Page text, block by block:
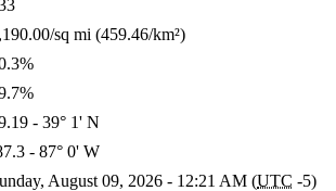
sq mi (459.46/km²)
- 39° 1' N
- 87° 0' W
August 09, 2026 - 12:21 AM (UTC -5)